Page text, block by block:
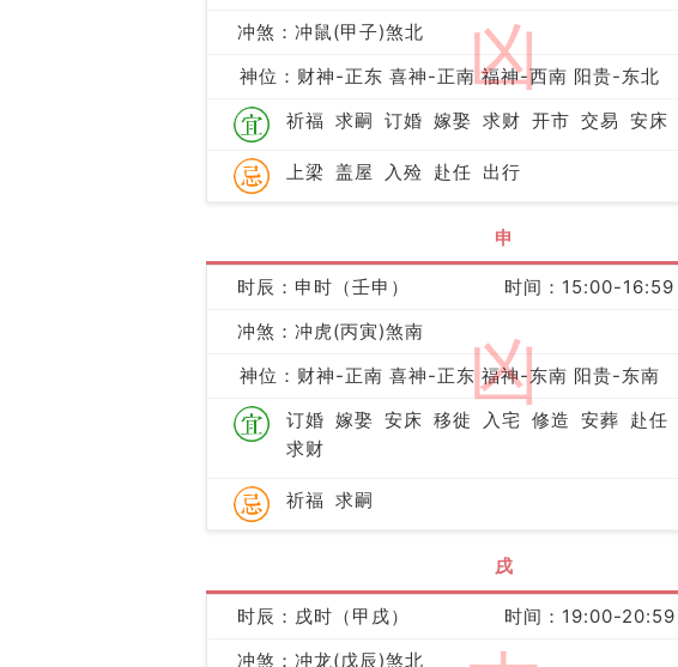
凶
冲煞：冲鼠(甲子)煞北
神位：财神-正东 喜神-正南 福神-西南 阳贵-东北
祈福 求嗣 订婚 嫁娶 求财 开市 交易 安床
上梁 盖屋 入殓 赴任 出行
申
凶
时辰：申时（壬申）
时间：15:00-16:59
冲煞：冲虎(丙寅)煞南
神位：财神-正南 喜神-正东 福神-东南 阳贵-东南
订婚 嫁娶 安床 移徙 入宅 修造 安葬 赴任
求财
祈福 求嗣
戌
时辰：戌时（甲戌）
时间：19:00-20:59
冲煞：冲龙(戊辰)煞北